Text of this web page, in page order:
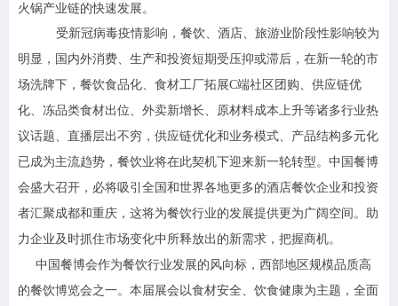
火锅产业链的快速发展。
受新冠病毒疫情影响，餐饮、酒店、旅游业阶段性影响较为
明显，国内外消费、生产和投资短期受压抑或滞后，在新一轮的市
场洗牌下，餐饮食品化、食材工厂拓展C端社区团购、供应链优
化、冻品类食材出位、外卖新增长、原材料成本上升等诸多行业热
议话题、直播层出不穷，供应链优化和业务模式、产品结构多元化
已成为主流趋势，餐饮业将在此契机下迎来新一轮转型。中国餐博
会盛大召开， 必将吸引全国和世界各地更多的酒店餐饮企业和投资
者汇聚成都和重庆，这将为餐饮行业的发展提供更为广阔空间。 助
力企业及时抓住市场变化中所释放出的新需求，把握商机。
中国餐博会作为餐饮行业发展的风向标，西部地区规模品质高
的餐饮博览会之一。本届展会以食材安全、饮食健康为主题，全面